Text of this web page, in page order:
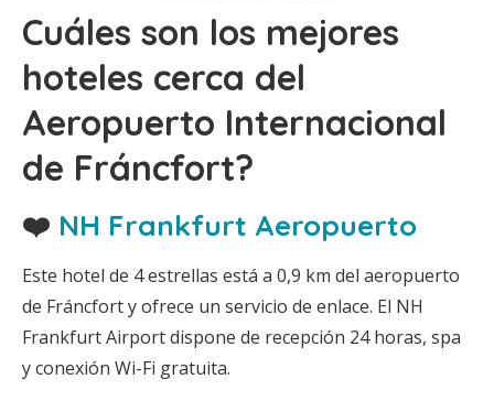
Cuáles son los mejores
hoteles cerca del
Aeropuerto Internacional
de Fráncfort?
❤️ NH Frankfurt Aeropuerto
Este hotel de 4 estrellas está a 0,9 km del aeropuerto
de Fráncfort y ofrece un servicio de enlace. El NH
Frankfurt Airport dispone de recepción 24 horas, spa
y conexión Wi-Fi gratuita.